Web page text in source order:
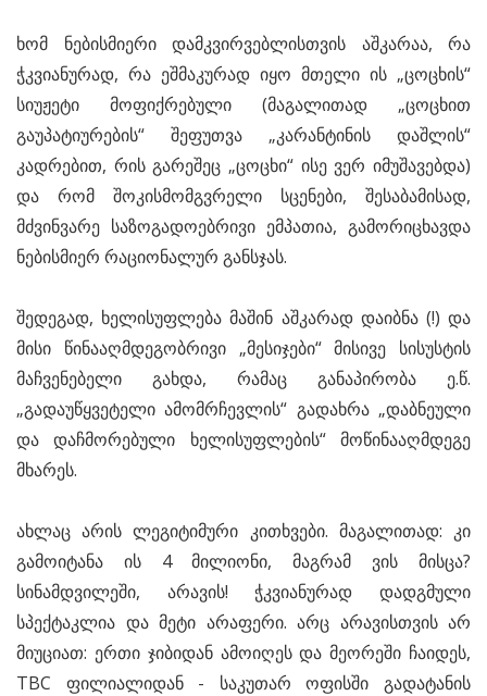
ხომ ნებისმიერი დამკვირვებლისთვის აშკარაა, რა
ჭკვიანურად, რა ეშმაკურად იყო მთელი ის „ცოცხის“
სიუჟეტი მოფიქრებული (მაგალითად „ცოცხით
გაუპატიურების“ შეფუთვა „კარანტინის დაშლის“
კადრებით, რის გარეშეც „ცოცხი“ ისე ვერ იმუშავებდა)
და რომ შოკისმომგვრელი სცენები, შესაბამისად,
მძვინვარე საზოგადოებრივი ემპათია, გამორიცხავდა
ნებისმიერ რაციონალურ განსჯას.
შედეგად, ხელისუფლება მაშინ აშკარად დაიბნა (!) და
მისი წინააღმდეგობრივი „მესიჯები“ მისივე სისუსტის
მაჩვენებელი გახდა, რამაც განაპირობა ე.წ.
„გადაუწყვეტელი ამომრჩევლის“ გადახრა „დაბნეული
და დაჩმორებული ხელისუფლების“ მოწინააღმდეგე
მხარეს.
ახლაც არის ლეგიტიმური კითხვები. მაგალითად: კი
გამოიტანა ის 4 მილიონი, მაგრამ ვის მისცა?
სინამდვილეში, არავის! ჭკვიანურად დადგმული
სპექტაკლია და მეტი არაფერი. არც არავისთვის არ
მიუციათ: ერთი ჯიბიდან ამოიღეს და მეორეში ჩაიდეს,
TBC ფილიალიდან - საკუთარ ოფისში გადატანის